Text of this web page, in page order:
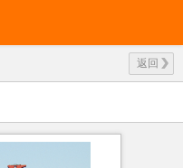
返回